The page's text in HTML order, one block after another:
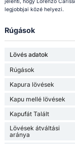
legjobbjai közé helyezi.
Rúgások
Lövés adatok
Rúgások
Kapura lövések
Kapu mellé lövések
Kapufát Talált
Lövések átváltási
aránya